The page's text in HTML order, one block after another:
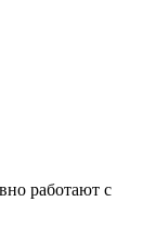
работают с